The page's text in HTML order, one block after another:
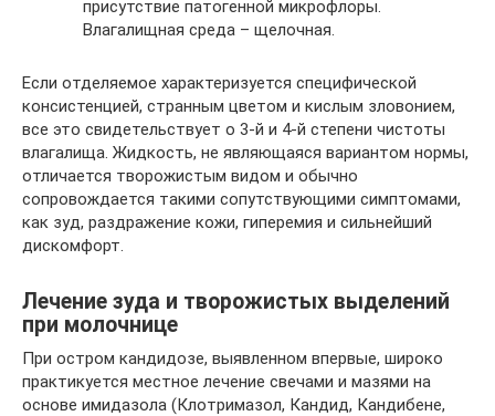
присутствие патогенной микрофлоры.
Влагалищная среда – щелочная.
Если отделяемое характеризуется специфической
консистенцией, странным цветом и кислым зловонием,
все это свидетельствует о 3-й и 4-й степени чистоты
влагалища. Жидкость, не являющаяся вариантом нормы,
отличается творожистым видом и обычно
сопровождается такими сопутствующими симптомами,
как зуд, раздражение кожи, гиперемия и сильнейший
дискомфорт.
Лечение зуда и творожистых выделений
при молочнице
При остром кандидозе, выявленном впервые, широко
практикуется местное лечение свечами и мазями на
основе имидазола (Клотримазол, Кандид, Кандибене,